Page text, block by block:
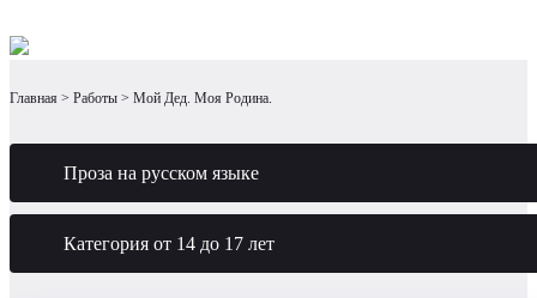
Главная Работы Мой Дед. Моя Родина.
Проза на русском языке
Категория от 14 до 17 лет